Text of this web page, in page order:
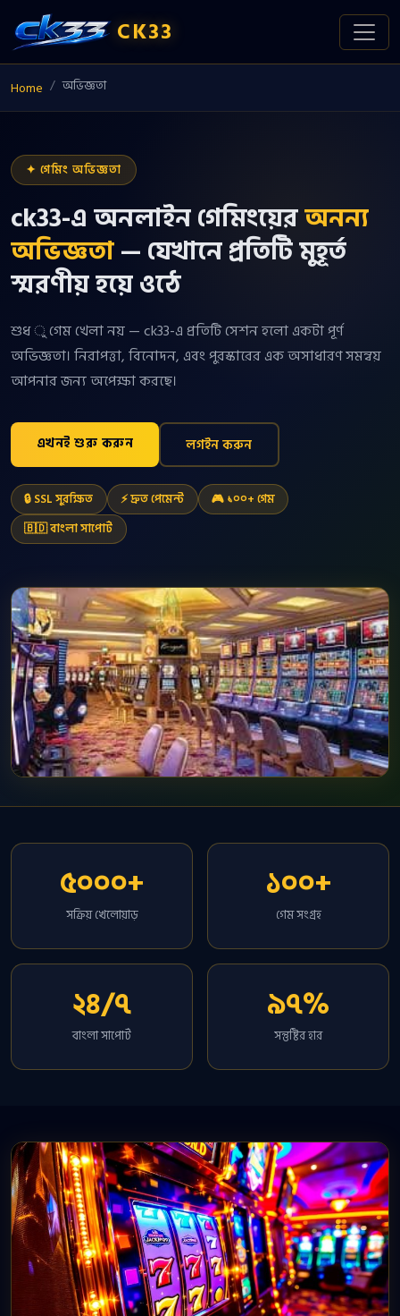
CK33
Home অভিজ্ঞতা
✦ গেমিং অভিজ্ঞতা
ck33-এ অনলাইন গেমিংয়েরঅনন্য
অভিজ্ঞতা— যেখানে প্রতিটি মুহূর্ত
স্মরণীয় হয়ে ওঠে
শুধ ু গেম খেলা নয় — ck33-এ প্রতিটি সেশন হলো একটা পূর্ণ
অভিজ্ঞতা। নিরাপত্তা, বিনোদন, এবং পুরস্কারের এক অসাধারণ সমন্বয়
আপনার জন্য অপেক্ষা করছে।
এখনই শুরু করুন লগইন করুন
🔒 SSL সুরক্ষিত ⚡ দ্রুত পেমেন্ট
🎮 ১০০+ গেম
🇧🇩 বাংলা সাপোর্ট
৫০০০+
সক্রিয় খেলোয়াড়
১০০+
গেম সংগ্রহ
২৪/৭
বাংলা সাপোর্ট
৯৭%
সন্তুষ্টির হার